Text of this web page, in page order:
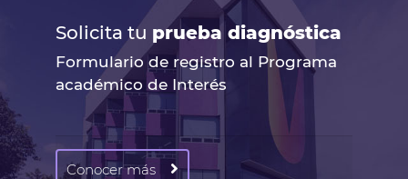
Solicita tu prueba diagnóstica
Formulario de registro al Programa
académico de Interés
Conocer más